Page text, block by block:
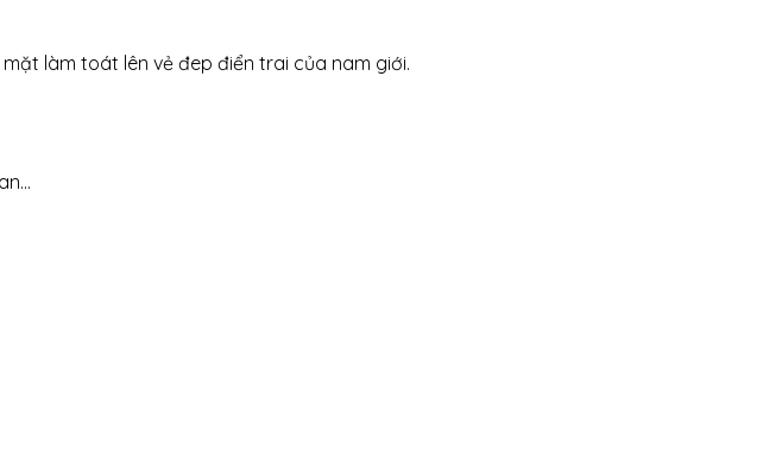
làm toát lên vẻ đep điển trai của nam giới.